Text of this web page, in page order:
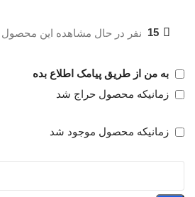
15 نفر در حال مشاهده این محصول
به من از طریق پیامک اطلاع بده
زمانیکه محصول حراج شد
زمانیکه محصول موجود شد